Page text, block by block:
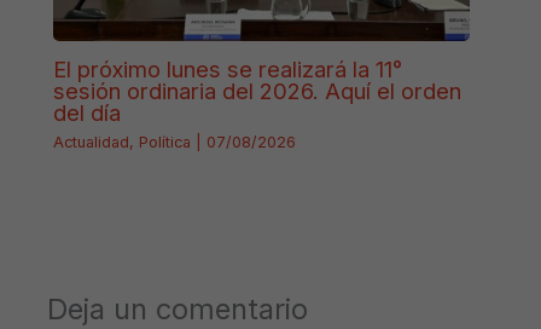
El próximo lunes se realizará la 11°
sesión ordinaria del 2026. Aquí el orden
del día
Actualidad, Política 07/08/2026
Deja un comentario